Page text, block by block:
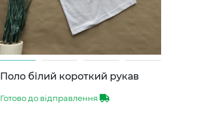
Поло білий короткий рукав
Готово до відправлення